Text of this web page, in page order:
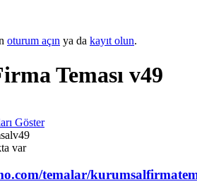
oturum açın ya da kayıt olun.
Teması v49
Göster
var
temalar/